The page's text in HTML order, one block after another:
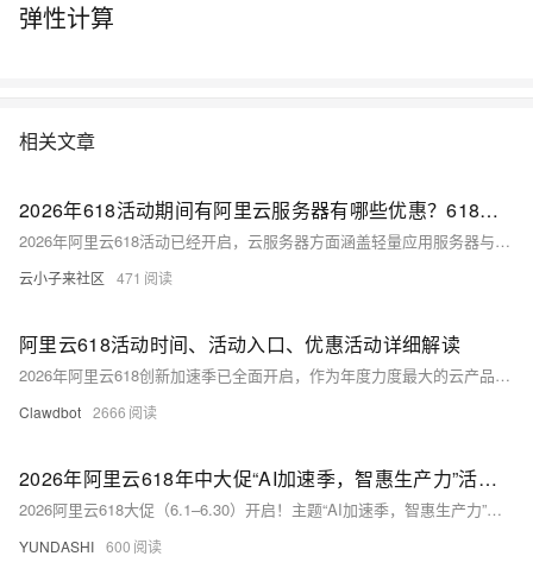
弹性计算
相关文章
2026年618活动期间有阿里云服务器有哪些优惠？618活动优惠政策与活动报价
2026年阿里云618活动已经开启，云服务器方面涵盖轻量应用服务器与云服务器ECS多款热门机型。轻量应用服务器2核2G抢购价低至38元/年，2核4G为9.9元/月或199元/年；ECS经济型e实例99元/年，通用算力型u1实例199元/年，u2i实例新用户享3折起，第九代c9i/g9i等实例6.4折起。活动期间可叠加AI加速季权益礼包（个人最高360元、企业最高1728元）、百炼先用后返最高200元及7.5折通用优惠券等多重优惠，折上折后价格更优。建议用户根据业务需求选择实例，善用优惠券组合实现降本增效。
云小子来社区 471
阿里云618活动时间、活动入口、优惠活动详细解读
2026年阿里云618创新加速季已全面开启，作为年度力度最大的云产品促销活动，本次大促覆盖轻量应用服务器、ECS云服务器、GPU云服务器、数据库、AI算力、安全服务、CDN等全品类产品，推出5亿元算力补贴、新用户限时秒杀、普惠满减、企业专享、免费试用、云大使返佣等多重福利，个人开发者、中小企业、AI团队均可享受专属低价。本文将系统梳理2026年阿里云618活动的完整时间节点、官方参与入口、各类优惠细则、使用规则、热门产品推荐及实操代码，帮助用户精准参与、高效省钱，以最低成本完成上云部署。
Clawdbot 2666
2026年阿里云618年中大促“AI加速季，智惠生产力”活动攻略详解
2026阿里云618大促（6.1–6.30）开启！主题“AI加速季，智惠生产力”，云服务器低至38元/年，Qwen3.7五折，满减券至高减1728元，首月0元AI产品、免费调用、百万Token补贴同步放送！
YUNDASHI 600